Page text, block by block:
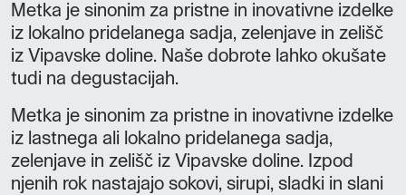
Metka je sinonim za pristne in inovativne izdelke
iz lokalno pridelanega sadja, zelenjave in zelišč
iz Vipavske doline. Naše dobrote lahko okušate
tudi na degustacijah.
Metka je sinonim za pristne in inovativne izdelke
iz lastnega ali lokalno pridelanega sadja,
zelenjave in zelišč iz Vipavske doline. Izpod
njenih rok nastajajo sokovi, sirupi, sladki in slani